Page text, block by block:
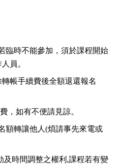
臨時不能參加，須於課程開始
員。
帳手續費後全額退還報名
，如有不便請見諒。
額轉讓他人(煩請事先來電或
及時間調整之權利,課程若有變